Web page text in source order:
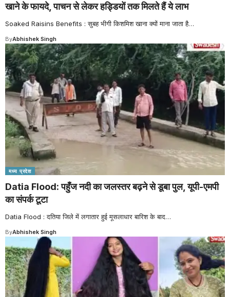
खाने के फायदे, पाचन से लेकर हड्डियों तक मिलते हैं ये लाभ
Soaked Raisins Benefits : सुबह भीगी किशमिश खाना क्यों माना जाता है…
ByAbhishek Singh
मध्य प्रदेश
Datia Flood: पहुँज नदी का जलस्तर बढ़ने से डूबा पुल, यूपी-एमपी
का संपर्क टूटा
Datia Flood : दतिया जिले में लगातार हुई मूसलाधार बारिश के बाद…
ByAbhishek Singh